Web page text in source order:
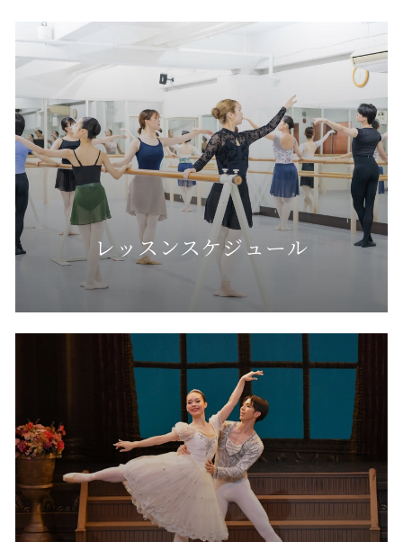
レッスンスケジュール